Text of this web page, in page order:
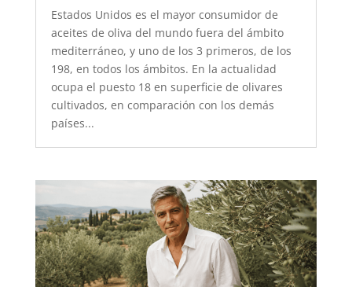
Estados Unidos es el mayor consumidor de
aceites de oliva del mundo fuera del ámbito
mediterráneo, y uno de los 3 primeros, de los
198, en todos los ámbitos. En la actualidad
ocupa el puesto 18 en superficie de olivares
cultivados, en comparación con los demás
países...